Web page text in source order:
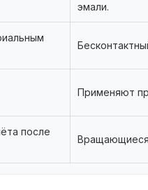
эмали.
Применяют
после
Вращающиеся